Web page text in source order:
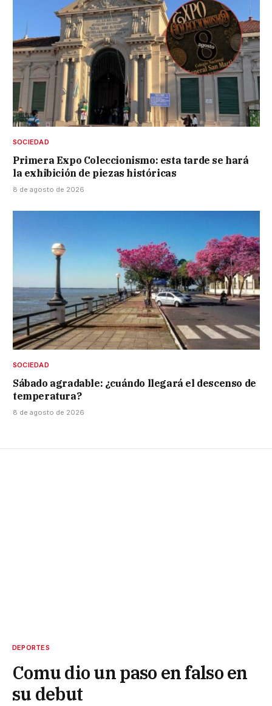
SOCIEDAD
Primera Expo Coleccionismo: esta tarde se hará
la exhibición de piezas históricas
8 de agosto de 2026
SOCIEDAD
Sábado agradable: ¿cuándo llegará el descenso de
temperatura?
8 de agosto de 2026
DEPORTES
Comu dio un paso en falso en
su debut